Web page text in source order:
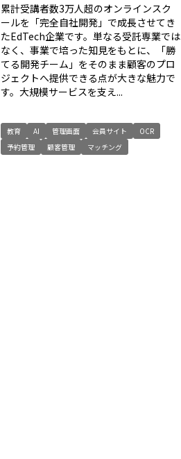
累計受講者数3万人超のオンラインスク
ールを「完全自社開発」で成長させてき
たEdTech企業です。単なる受託専業では
なく、事業で培った知見をもとに、「勝
てる開発チーム」をそのまま顧客のプロ
ジェクトへ提供できる点が大きな魅力で
す。大規模サービスを支え...
教育 AI 管理画面 会員サイト
OCR
予約管理
顧客管理 マッチング